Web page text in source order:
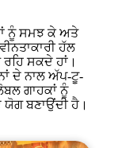
ਨੂੰ ਸਮਝ ਕੇ ਅਤੇ
ਹੱਲ
ਸਕਦੇ ਹਾਂ।
ਦੇ ਨਾਲ ਅੱਪ-ਟੂ-
ਗਾਹਕਾਂ ਨੂੰ
ਬਣਾਉਂਦੀ ਹੈ।